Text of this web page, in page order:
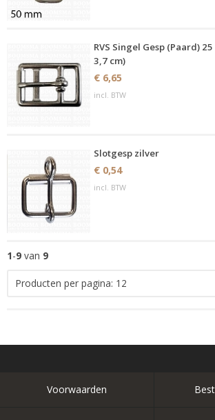
RVS Singel Gesp (Paard)
3,7 cm)
€ 6,65
incl. BTW
Slotgesp zilver
€ 0,54
incl. BTW
1-9 van 9
Producten per pagina: 12
Voorwaarden